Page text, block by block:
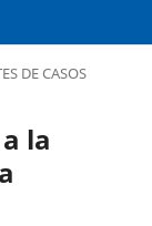
DE CASOS
la